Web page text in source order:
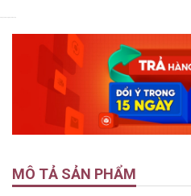
MÔ TẢ SẢN PHẨM